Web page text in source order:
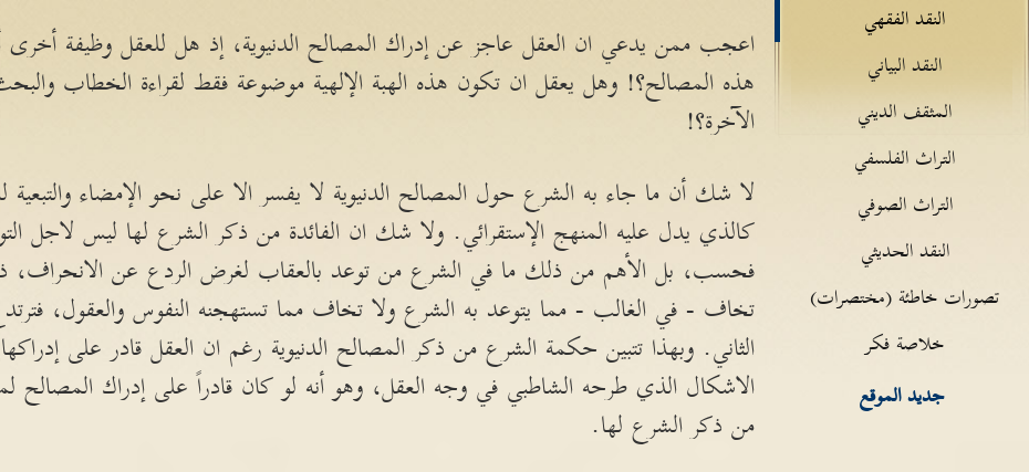
اعجب ممن يدعي ان العقل عاجز عن إدراك المصالح الدنيوية، إذ هل للعقل وظيفة
هذه المصالح؟! وهل يعقل ان تكون هذه الهبة الإلهية موضوعة فقط لقراءة الخطاب
الآخرة؟!
لا شك أن ما جاء به الشرع حول المصالح الدنيوية لا يفسر الا على نحو الإمضاء والتبعية
كالذي يدل عليه المنهج الإستقرائي. ولا شك ان الفائدة من ذكر الشرع لها ليس لاجل
فحسب، بل الأهم من ذلك ما في الشرع من توعد بالعقاب لغرض الردع عن الانحراف،
تخاف - في الغالب - مما يتوعد به الشرع ولا تخاف مما تستهجنه النفوس والعقول،
الثاني. وبهذا تتبين حكمة الشرع من ذكر المصالح الدنيوية رغم ان العقل قادر على
الاشكال الذي طرحه الشاطبي في وجه العقل، وهو أنه لو كان قادراً على إدراك المصالح
من ذكر الشرع لها.
النقد الفقهي
النقد البياني
المثقف الديني
التراث الفلسفي
التراث الصوفي
النقد الحديثي
تصورات خاطئة (مختصرات)
خلاصة فكر
جديد الموقع